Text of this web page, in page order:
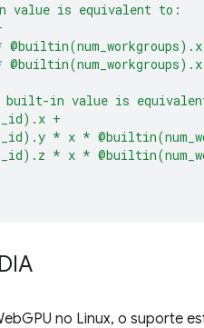
value is equivalent to:
in value is
+
* x *
* x *
no Linux, o suporte